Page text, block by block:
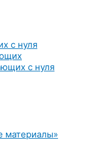
с нуля
с нуля
материалы»